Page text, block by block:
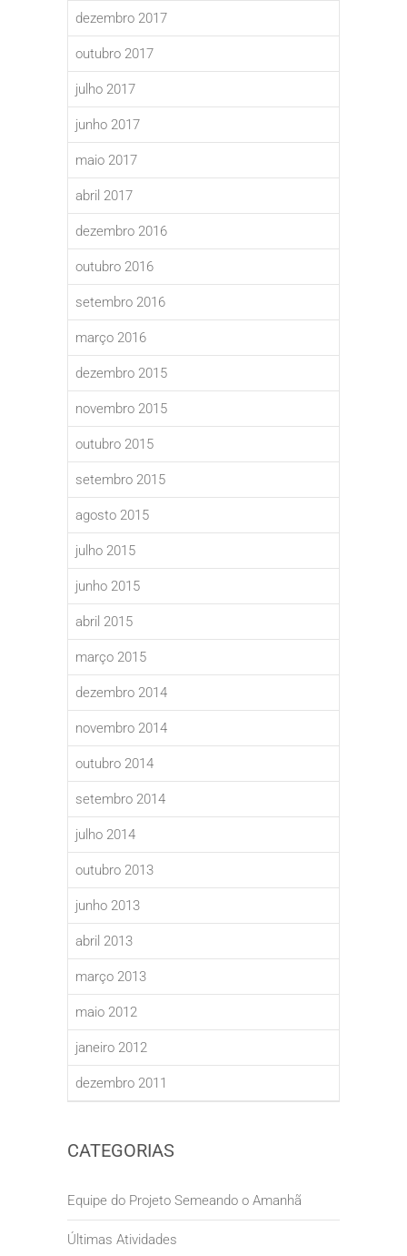
dezembro 2017
outubro 2017
julho 2017
junho 2017
maio 2017
abril 2017
dezembro 2016
outubro 2016
setembro 2016
março 2016
dezembro 2015
novembro 2015
outubro 2015
setembro 2015
agosto 2015
julho 2015
junho 2015
abril 2015
março 2015
dezembro 2014
novembro 2014
outubro 2014
setembro 2014
julho 2014
outubro 2013
junho 2013
abril 2013
março 2013
maio 2012
janeiro 2012
dezembro 2011
CATEGORIAS
Equipe do Projeto Semeando o Amanhã
Últimas Atividades